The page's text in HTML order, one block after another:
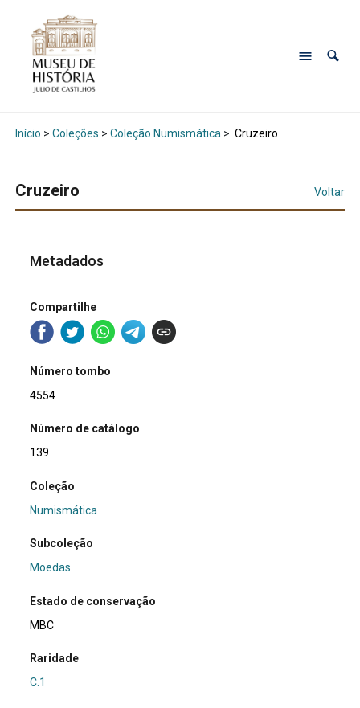
Início > Coleções > Coleção Numismática > Cruzeiro
Cruzeiro Voltar
Metadados
Compartilhe
Número tombo
4554
Número de catálogo
139
Coleção
Numismática
Subcoleção
Moedas
Estado de conservação
MBC
Raridade
C.1